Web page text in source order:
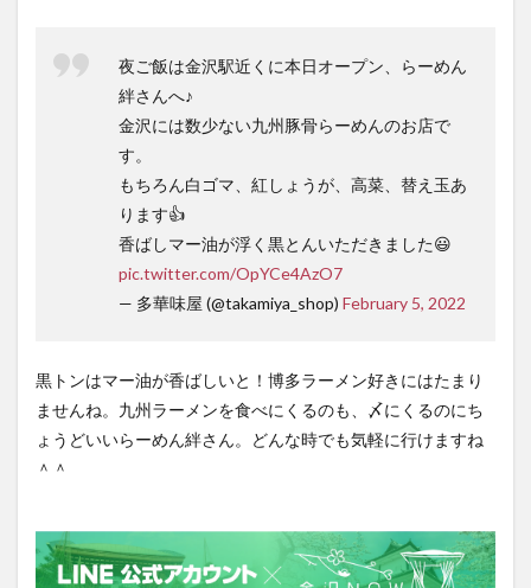
夜ご飯は金沢駅近くに本日オープン、らーめん
絆さんへ♪
金沢には数少ない九州豚骨らーめんのお店で
す。
もちろん白ゴマ、紅しょうが、高菜、替え玉あ
ります👍
香ばしマー油が浮く黒とんいただきました😃
pic.twitter.com/OpYCe4AzO7
— 多華味屋 (@takamiya_shop) February 5, 2022
黒トンはマー油が香ばしいと！博多ラーメン好きにはたまり
ませんね。九州ラーメンを食べにくるのも、〆にくるのにち
ょうどいいらーめん絆さん。どんな時でも気軽に行けますね
＾＾